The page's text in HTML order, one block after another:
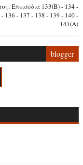
Επεισόδια 133(Β) - 134 -
- 136 - 137 - 138 - 139 - 140 -
141(Α)
blogger